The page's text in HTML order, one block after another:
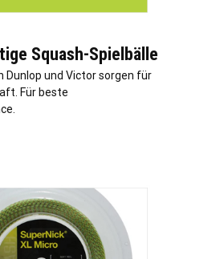
Squash-Spielbälle
Dunlop und Victor sorgen für
Für beste